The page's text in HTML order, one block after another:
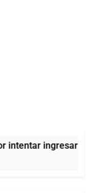
ingresar